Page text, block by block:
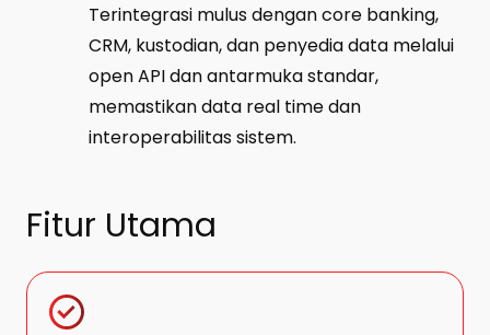
Terintegrasi mulus dengan core banking,
CRM, kustodian, dan penyedia data melalui
open API dan antarmuka standar,
memastikan data real time dan
interoperabilitas sistem.
Fitur Utama